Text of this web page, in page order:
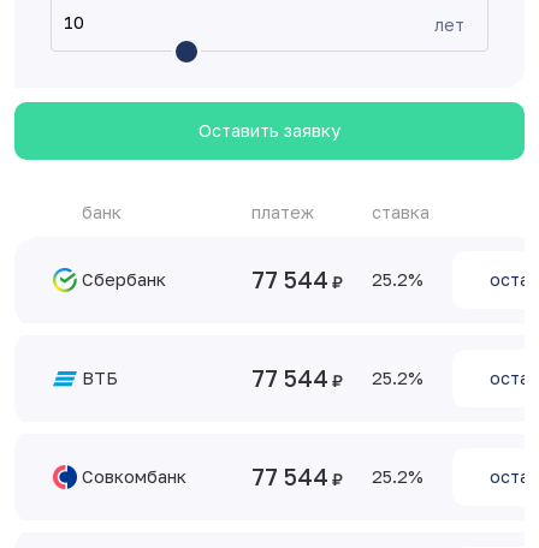
лет
Оставить заявку
банк платеж ставка
Сбербанк 77 544 25.2
ВТБ 77 544 25.2
Совкомбанк 77 544 25.2